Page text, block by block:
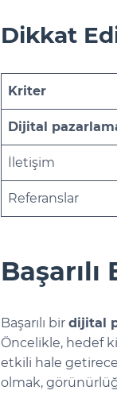
Dikkat
Kriter
Dijital
İletişim
Referanslar
Başarılı bir dijital
Öncelikle, hedef
etkili hale
olmak,